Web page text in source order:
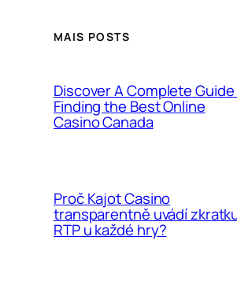
MAIS POSTS
Discover A Complete
Finding the Best Online
Casino Canada
Proč Kajot Casino
transparentně uvádí
RTP u každé hry?